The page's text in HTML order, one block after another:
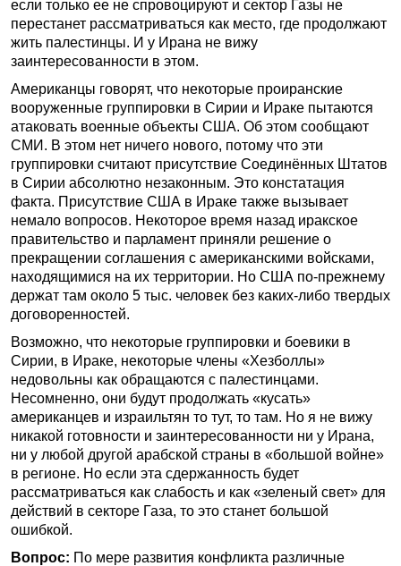
если только ее не спровоцируют и сектор Газы не
перестанет рассматриваться как место, где продолжают
жить палестинцы. И у Ирана не вижу
заинтересованности в этом.
Американцы говорят, что некоторые проиранские
вооруженные группировки в Сирии и Ираке пытаются
атаковать военные объекты США. Об этом сообщают
СМИ. В этом нет ничего нового, потому что эти
группировки считают присутствие Соединённых Штатов
в Сирии абсолютно незаконным. Это констатация
факта. Присутствие США в Ираке также вызывает
немало вопросов. Некоторое время назад иракское
правительство и парламент приняли решение о
прекращении соглашения с американскими войсками,
находящимися на их территории. Но США по-прежнему
держат там около 5 тыс. человек без каких-либо твердых
договоренностей.
Возможно, что некоторые группировки и боевики в
Сирии, в Ираке, некоторые члены «Хезболлы»
недовольны как обращаются с палестинцами.
Несомненно, они будут продолжать «кусать»
американцев и израильтян то тут, то там. Но я не вижу
никакой готовности и заинтересованности ни у Ирана,
ни у любой другой арабской страны в «большой войне»
в регионе. Но если эта сдержанность будет
рассматриваться как слабость и как «зеленый свет» для
действий в секторе Газа, то это станет большой
ошибкой.
Вопрос: По мере развития конфликта различные